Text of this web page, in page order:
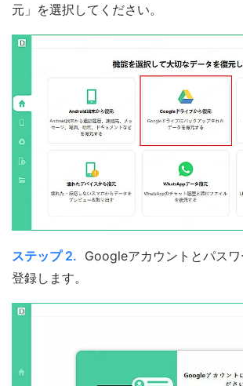
元」を選択してください。
ステップ 2. Googleアカウントとパス
登録します。